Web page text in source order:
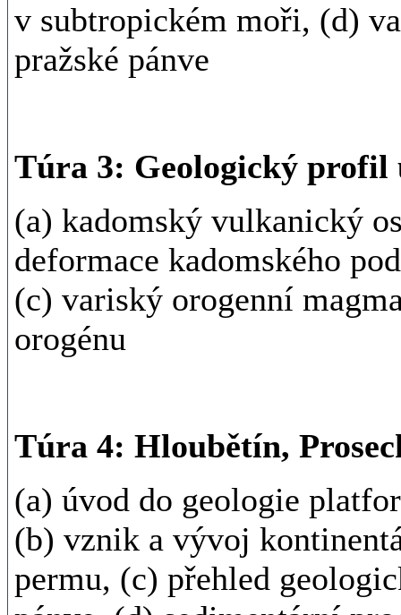
v subtropickém moři, (d)
pražské pánve
Túra 3: Geologický
(a) kadomský vulkanický
deformace kadomského
(c) variský orogenní
orogénu
Túra 4: Hloubětín,
(a) úvod do geologie
(b) vznik a vývoj
permu, (c) přehled